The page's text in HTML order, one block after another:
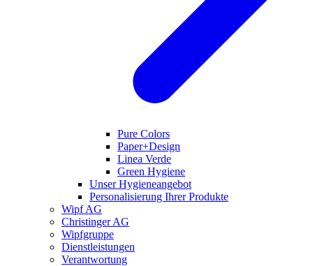
Pure Colors
Paper+Design
Linea Verde
Green Hygiene
Unser Hygieneangebot
Personalisierung Ihrer Produkte
Wipf AG
Christinger AG
Wipfgruppe
Dienstleistungen
Verantwortung